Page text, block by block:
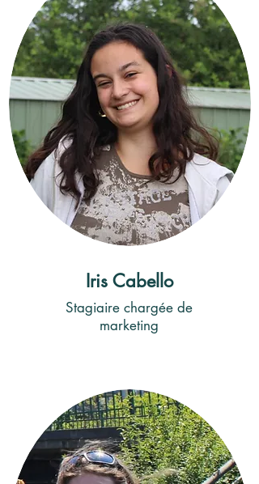
Iris Cabello
Stagiaire chargée de
marketing